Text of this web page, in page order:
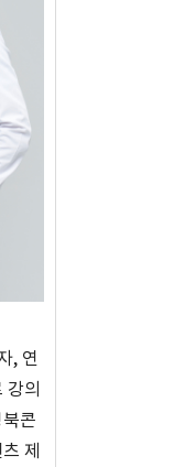
, 연
강의
콘
제